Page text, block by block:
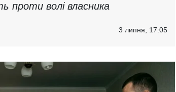
проти волі власника
3 липня, 17:05